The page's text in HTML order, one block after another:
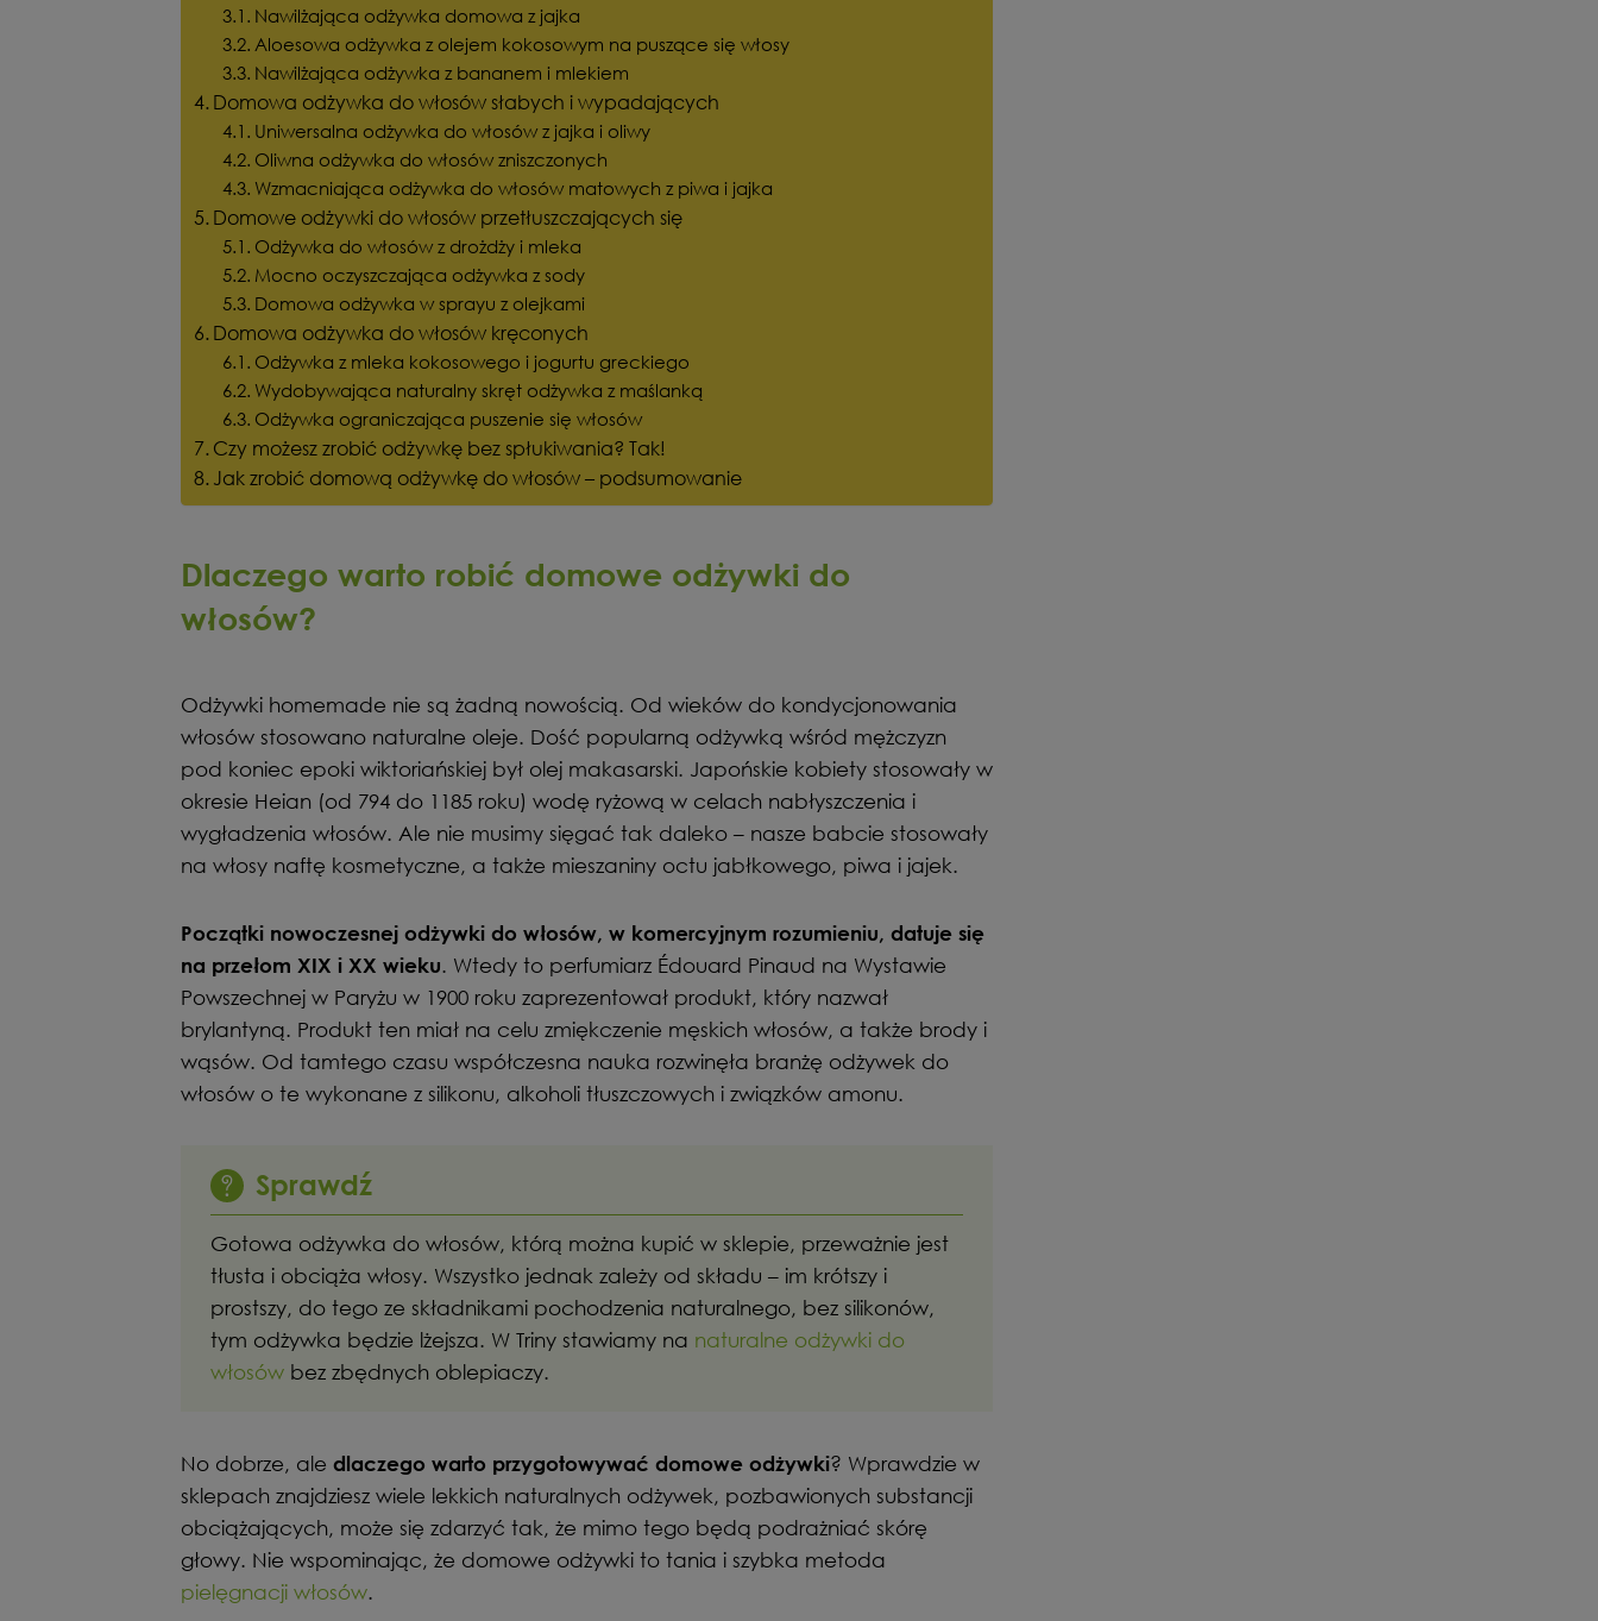
Nawilżająca odżywka domowa z jajka
Aloesowa odżywka z olejem kokosowym na puszące się włosy
Nawilżająca odżywka z bananem i mlekiem
Domowa odżywka do włosów słabych i wypadających
Uniwersalna odżywka do włosów z jajka i oliwy
Oliwna odżywka do włosów zniszczonych
Wzmacniająca odżywka do włosów matowych z piwa i jajka
Domowe odżywki do włosów przetłuszczających się
Odżywka do włosów z drożdży i mleka
Mocno oczyszczająca odżywka z sody
Domowa odżywka w sprayu z olejkami
Domowa odżywka do włosów kręconych
Odżywka z mleka kokosowego i jogurtu greckiego
Wydobywająca naturalny skręt odżywka z maślanką
Odżywka ograniczająca puszenie się włosów
Czy możesz zrobić odżywkę bez spłukiwania? Tak!
Jak zrobić domową odżywkę do włosów – podsumowanie
Dlaczego warto robić domowe odżywki do
włosów?
Odżywki homemade nie są żadną nowością. Od wieków do kondycjonowania
włosów stosowano naturalne oleje. Dość popularną odżywką wśród mężczyzn
pod koniec epoki wiktoriańskiej był olej makasarski. Japońskie kobiety stosowały w
okresie Heian (od 794 do 1185 roku) wodę ryżową w celach nabłyszczenia i
wygładzenia włosów. Ale nie musimy sięgać tak daleko – nasze babcie stosowały
na włosy naftę kosmetyczne, a także mieszaniny octu jabłkowego, piwa i jajek.
Początki nowoczesnej odżywki do włosów, w komercyjnym rozumieniu, datuje się
na przełom XIX i XX wieku. Wtedy to perfumiarz Édouard Pinaud na Wystawie
Powszechnej w Paryżu w 1900 roku zaprezentował produkt, który nazwał
brylantyną. Produkt ten miał na celu zmiękczenie męskich włosów, a także brody i
wąsów. Od tamtego czasu współczesna nauka rozwinęła branżę odżywek do
włosów o te wykonane z silikonu, alkoholi tłuszczowych i związków amonu.
Sprawdź
Gotowa odżywka do włosów, którą można kupić w sklepie, przeważnie jest
tłusta i obciąża włosy. Wszystko jednak zależy od składu – im krótszy i
prostszy, do tego ze składnikami pochodzenia naturalnego, bez silikonów,
tym odżywka będzie lżejsza. W Triny stawiamy na naturalne odżywki do
włosów bez zbędnych oblepiaczy.
No dobrze, ale dlaczego warto przygotowywać domowe odżywki? Wprawdzie w
sklepach znajdziesz wiele lekkich naturalnych odżywek, pozbawionych substancji
obciążających, może się zdarzyć tak, że mimo tego będą podrażniać skórę
głowy. Nie wspominając, że domowe odżywki to tania i szybka metoda
pielęgnacji włosów.